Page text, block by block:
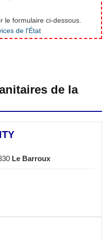
le formulaire ci-dessous.
de la
Le Barroux